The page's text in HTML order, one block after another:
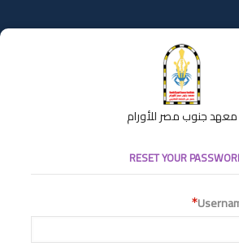
معهد جنوب مصر للأورام
RESET YOUR